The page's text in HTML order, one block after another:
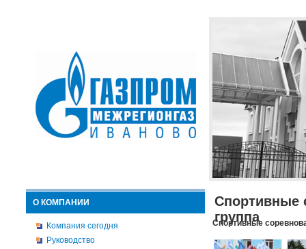
О КОМПАНИИ
Компания сегодня
Руководство
Спортивные
группа
Спортивные